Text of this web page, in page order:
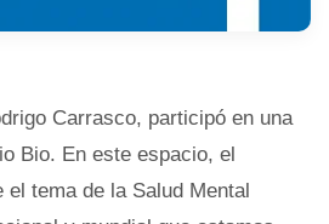
Carrasco, participó en una
Bio. En este espacio, el
el tema de la Salud Mental